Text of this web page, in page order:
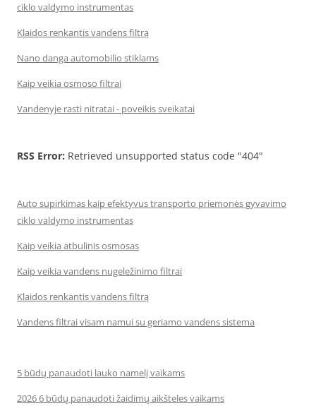
ciklo valdymo instrumentas
Klaidos renkantis vandens filtrą
Nano danga automobilio stiklams
Kaip veikia osmoso filtrai
Vandenyje rasti nitratai - poveikis sveikatai
RSS Error: Retrieved unsupported status code "404"
Auto supirkimas kaip efektyvus transporto priemonės gyvavimo
ciklo valdymo instrumentas
Kaip veikia atbulinis osmosas
Kaip veikia vandens nugeležinimo filtrai
Klaidos renkantis vandens filtrą
Vandens filtrai visam namui su geriamo vandens sistema
5 būdų panaudoti lauko namelį vaikams
2026 6 būdų panaudoti žaidimų aikšteles vaikams